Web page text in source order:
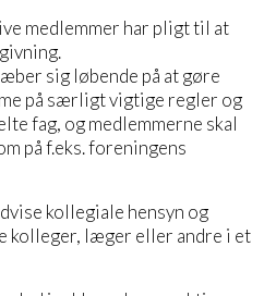
medlemmer har pligt til at
sig løbende på at gøre
på særligt vigtige regler og
fag, og medlemmerne skal
på f.eks. foreningens
kollegiale hensyn og
kolleger, læger eller andre i et